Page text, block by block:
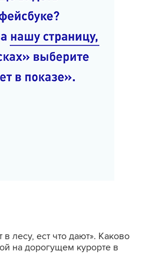
лесу, ест что дают». Каково
на дорогущем курорте в